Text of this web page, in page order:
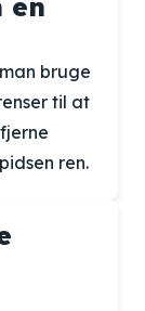
en
bruge
til at
ren.